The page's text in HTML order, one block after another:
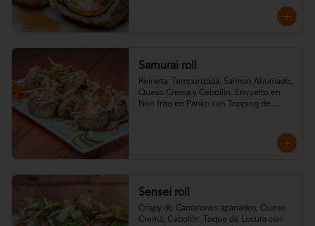
Samurai roll
Reineta  Tempurizada, Salmon Ahumado,
Queso Crema y Cebollin. Envuelto en
Nori frito en Panko con Topping de
Sensei roll
Crispy de Camarones apanados, Queso
Crema, Cebollín, Toque de Locura con